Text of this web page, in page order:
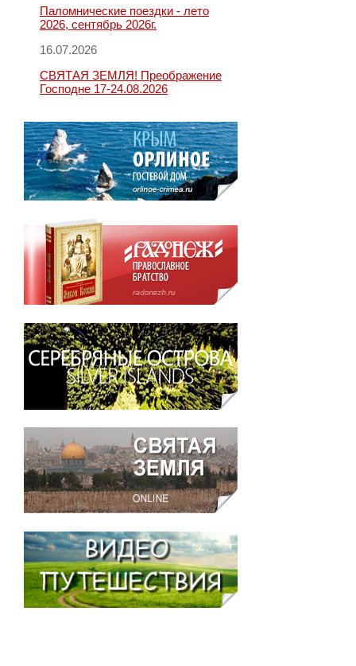
Паломнические поездки - лето
2026, сентябрь 2026г.
16.07.2026
СВЯТАЯ ЗЕМЛЯ! Преображение
Господне 17-24.08.2026